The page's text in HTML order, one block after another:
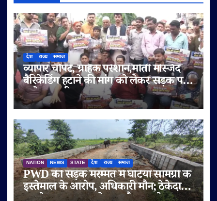
देश राज्य समाज
व्यापार चौपट, ग्राहक परेशान,मोती मस्जिद
बैरिकेडिंग हटाने की मांग को लेकर सड़क पर
उतरे व्यापारी
NATION NEWS STATE देश राज्य समाज
PWD की सड़क मरम्मत में घटिया सामग्री के
इस्तेमाल के आरोप, अधिकारी मौन; ठेकेदार